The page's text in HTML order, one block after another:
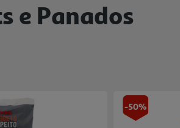
e Panados
-50%